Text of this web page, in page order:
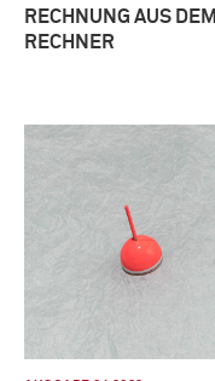
RECHNUNG AUS DEM
RECHNER